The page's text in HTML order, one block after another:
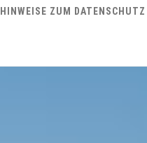
HINWEISE ZUM DATENSCHUTZ